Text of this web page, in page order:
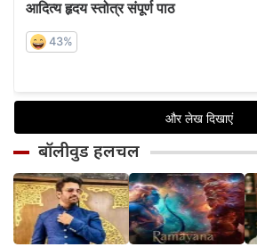
बॉलीवुड हलचल